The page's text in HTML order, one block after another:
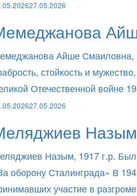
27.05.2026
Айше Смаиловна,
стойкость и
Отечественной войне
27.05.2026
Назым, 1917 г.р.
оборону Сталинграда» В
участие в